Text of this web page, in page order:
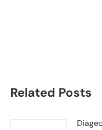
Related Posts